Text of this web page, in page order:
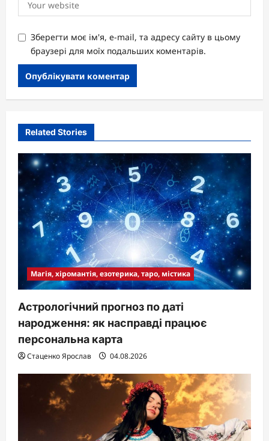
Зберегти моє ім'я, e-mail, та адресу сайту в цьому
браузері для моїх подальших коментарів.
Related Stories
Магія, хіромантія, езотерика, таро, містика
Астрологічний прогноз по даті
народження: як насправді працює
персональна карта
Стаценко Ярослав 04.08.2026